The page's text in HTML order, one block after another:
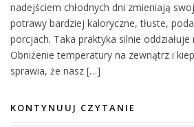
nadejściem chłodnych dni zmieniają
potrawy bardziej kaloryczne, tłuste,
porcjach. Taka praktyka silnie oddziałuje
Obniżenie temperatury na zewnątrz i
sprawia, że nasz […]
KONTYNUUJ CZYTANIE